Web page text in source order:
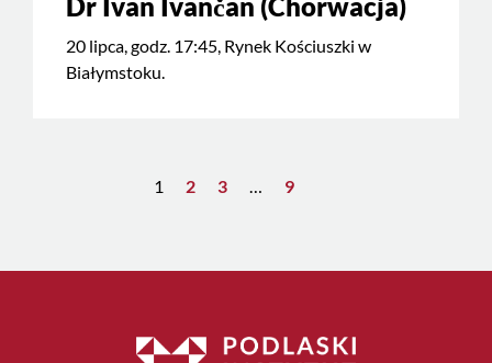
20 lipca, godz. 17:45, Rynek Kościuszki w
Białymstoku.
1 2 3 … 9